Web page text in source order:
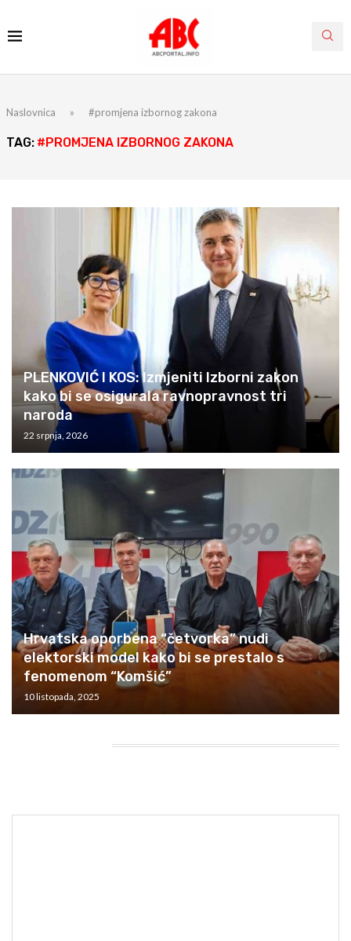
Naslovnica » #promjena izbornog zakona
TAG: #PROMJENA IZBORNOG ZAKONA
PLENKOVIĆ I KOS: Izmjeniti Izborni zakon
kako bi se osigurala ravnopravnost tri
naroda
22 srpnja, 2026
Hrvatska oporbena “četvorka” nudi
elektorski model kako bi se prestalo s
fenomenom “Komšić”
10 listopada, 2025